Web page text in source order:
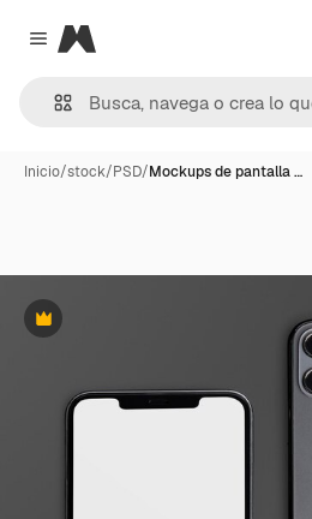
Close menu
Magnific
Inicio/stock/PSD/Mockups de pantalla …
Premium